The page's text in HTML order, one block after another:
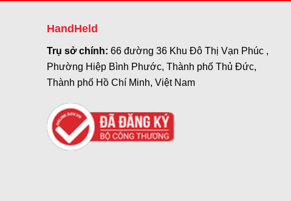
HandHeld
Trụ sở chính: 66 đường 36 Khu Đô Thị Vạn Phúc ,
Phường Hiệp Bình Phước, Thành phố Thủ Đức,
Thành phố Hồ Chí Minh, Việt Nam